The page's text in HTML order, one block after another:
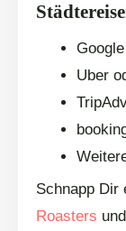
Uber
Schnapp Dir
Roasters